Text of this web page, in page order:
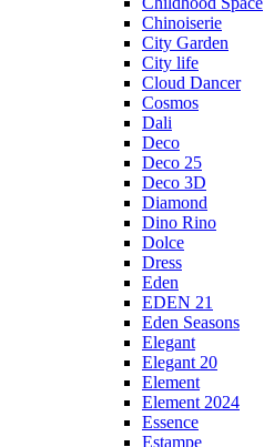
Chinoiserie
City Garden
City life
Cloud Dancer
Cosmos
Dali
Deco
Deco 25
Deco 3D
Diamond
Dino Rino
Dolce
Dress
Eden
EDEN 21
Eden Seasons
Elegant
Elegant 20
Element
Element 2024
Essence
Estampe